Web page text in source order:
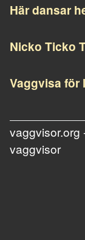
Här dansar
Nicko Ticko
Vaggvisa för
vaggvisor.org
vaggvisor